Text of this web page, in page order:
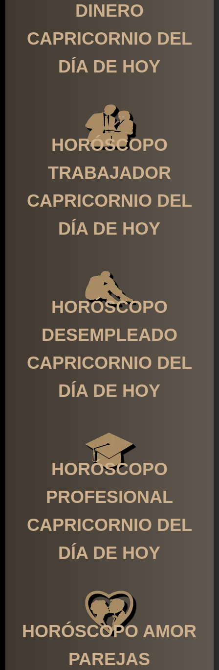
DINERO
CAPRICORNIO DEL
DÍA DE HOY
HORÓSCOPO
TRABAJADOR
CAPRICORNIO DEL
DÍA DE HOY
HORÓSCOPO
DESEMPLEADO
CAPRICORNIO DEL
DÍA DE HOY
HORÓSCOPO
PROFESIONAL
CAPRICORNIO DEL
DÍA DE HOY
HORÓSCOPO AMOR
PAREJAS